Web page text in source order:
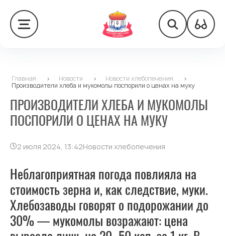
Главная > Новости > Новости хлебопечения
>
Производители хлеба и мукомолы поспорили о ценах на муку
ПРОИЗВОДИТЕЛИ ХЛЕБА И МУКОМОЛЫ
ПОСПОРИЛИ О ЦЕНАХ НА МУКУ
2 июля 2024, 13:42Новости хлебопечения
Неблагоприятная погода повлияла на
стоимость зерна и, как следствие, муки.
Хлебозаводы говорят о подорожании до
30% — мукомолы возражают: цена